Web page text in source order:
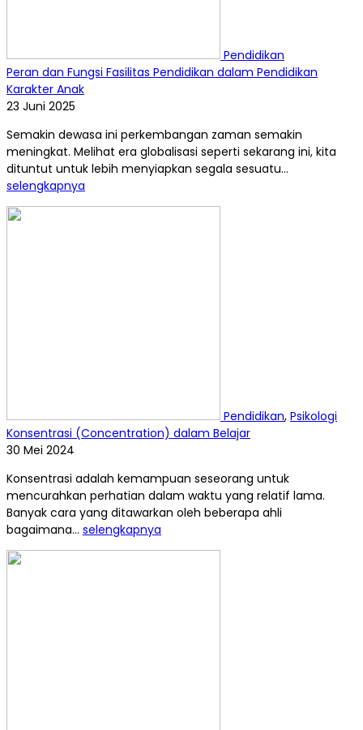
Pendidikan
Peran dan Fungsi Fasilitas Pendidikan dalam Pendidikan
Karakter Anak
23 Juni 2025
Semakin dewasa ini perkembangan zaman semakin
meningkat. Melihat era globalisasi seperti sekarang ini, kita
dituntut untuk lebih menyiapkan segala sesuatu...
selengkapnya
Pendidikan, Psikologi
Konsentrasi (Concentration) dalam Belajar
30 Mei 2024
Konsentrasi adalah kemampuan seseorang untuk
mencurahkan perhatian dalam waktu yang relatif lama.
Banyak cara yang ditawarkan oleh beberapa ahli
bagaimana... selengkapnya